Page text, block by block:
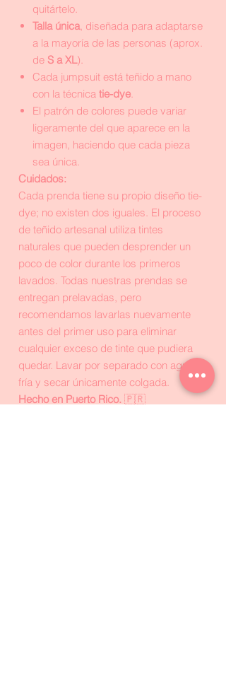
quitártelo.
Talla única, diseñada para adaptarse
a la mayoría de las personas (aprox.
de S a XL).
Cada jumpsuit está teñido a mano
con la técnica tie-dye.
El patrón de colores puede variar
ligeramente del que aparece en la
imagen, haciendo que cada pieza
sea única.
Cuidados:
Cada prenda tiene su propio diseño tie-
dye; no existen dos iguales. El proceso
de teñido artesanal utiliza tintes
naturales que pueden desprender un
poco de color durante los primeros
lavados. Todas nuestras prendas se
entregan prelavadas, pero
recomendamos lavarlas nuevamente
antes del primer uso para eliminar
cualquier exceso de tinte que pudiera
quedar. Lavar por separado con agua
fría y secar únicamente colgada.
Hecho en Puerto Rico. 🇵🇷